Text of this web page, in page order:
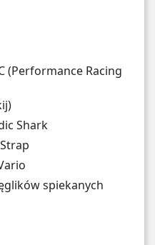
(Performance Racing
Shark
spiekanych